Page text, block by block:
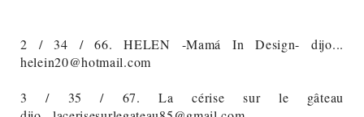
2 / 34 / 66. HELEN -Mamá In Design- dijo...
helein20@hotmail.com
3 / 35 / 67. La cérise sur le gâteau